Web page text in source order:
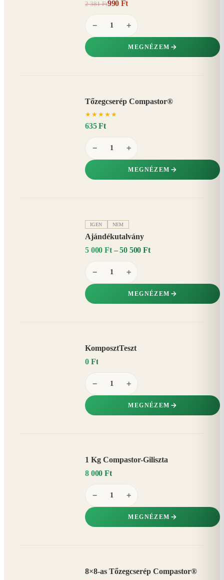
2 381 Ft990 Ft
− +
MEGNÉZEM
Tőzegcserép Compastor®
★ ★ ★ ★ ★
635 Ft
− +
MEGNÉZEM
IGEN NEM
Ajándékutalvány
5 000 Ft – 50 500 Ft
− +
MEGNÉZEM
KomposztTeszt
0 Ft
− +
MEGNÉZEM
1 Kg Compastor-Giliszta
8 000 Ft
− +
MEGNÉZEM
8×8-as Tőzegcserép Compastor®